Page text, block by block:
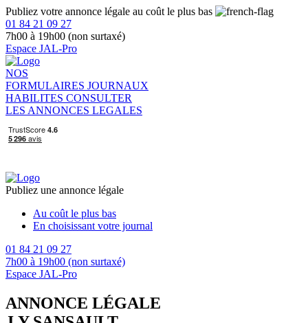
Publiez votre annonce légale au coût le plus bas
01 84 21 09 27
7h00 à 19h00 (non surtaxé)
Espace JAL-Pro
NOS
FORMULAIRES JOURNAUX
HABILITES CONSULTER
LES ANNONCES LEGALES
Publiez une annonce légale
Au coût le plus bas
En choisissant votre journal
01 84 21 09 27
7h00 à 19h00 (non surtaxé)
Espace JAL-Pro
ANNONCE LÉGALE